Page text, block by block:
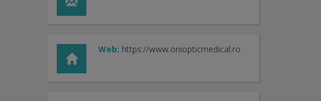
Web: https://www.oniopticmedical.ro